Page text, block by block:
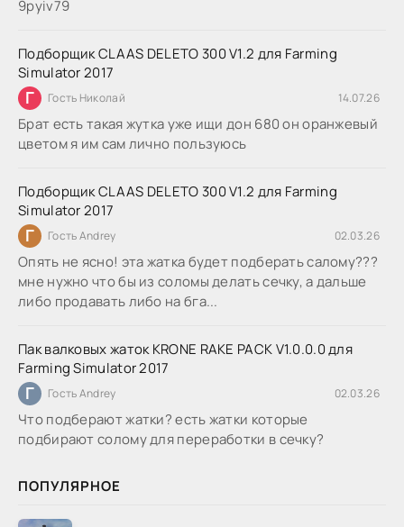
9руіv79
Подборщик CLAAS DELETO 300 V1.2 для Farming
Simulator 2017
Г Гость Николай 14.07.26
Брат есть такая жутка уже ищи дон 680 он оранжевый
цветом я им сам лично пользуюсь
Подборщик CLAAS DELETO 300 V1.2 для Farming
Simulator 2017
Г Гость Andrey 02.03.26
Опять не ясно! эта жатка будет подберать салому???
мне нужно что бы из соломы делать сечку, а дальше
либо продавать либо на бга...
Пак валковых жаток KRONE RAKE PACK V1.0.0.0 для
Farming Simulator 2017
Г Гость Andrey 02.03.26
Что подберают жатки? есть жатки которые
подбирают солому для переработки в сечку?
ПОПУЛЯРНОЕ